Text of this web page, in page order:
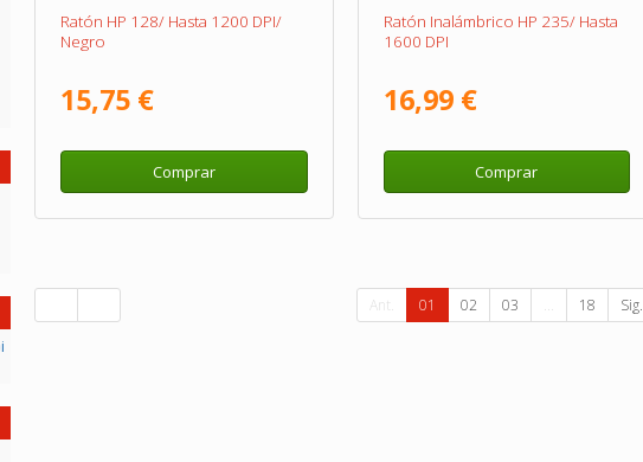
Ratón HP 128/ Hasta 1200 DPI/
Negro
15,75 €
Comprar
Ratón Inalámbrico HP 235/ Hasta
1600 DPI
16,99 €
Comprar
Ant. 01 02 03 ... 18 Sig.